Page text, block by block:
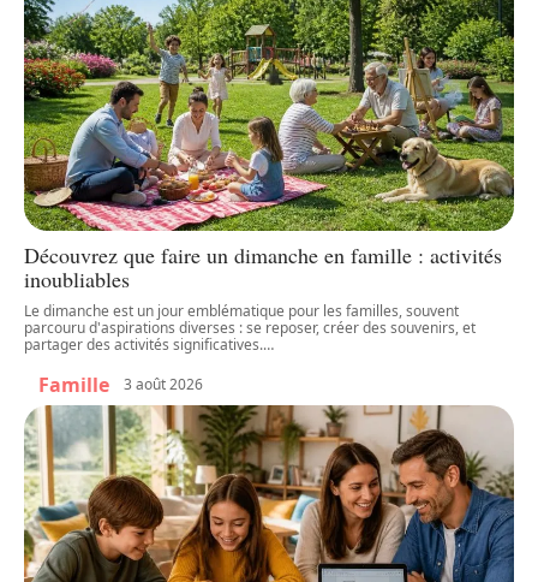
Découvrez que faire un dimanche en famille : activités
inoubliables
Le dimanche est un jour emblématique pour les familles, souvent
parcouru d'aspirations diverses : se reposer, créer des souvenirs, et
partager des activités significatives.…
Famille 3 août 2026